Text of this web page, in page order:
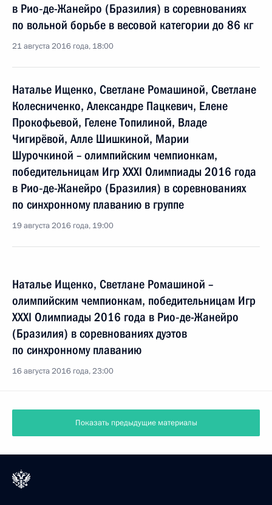
в Рио‑де-Жанейро (Бразилия) в соревнованиях
по вольной борьбе в весовой категории до 86 кг
21 августа 2016 года, 18:00
Наталье Ищенко, Светлане Ромашиной, Светлане
Колесниченко, Александре Пацкевич, Елене
Прокофьевой, Гелене Топилиной, Владе
Чигирёвой, Алле Шишкиной, Марии
Шурочкиной – олимпийским чемпионкам,
победительницам Игр XXXI Олимпиады 2016 года
в Рио‑де-Жанейро (Бразилия) в соревнованиях
по синхронному плаванию в группе
19 августа 2016 года, 19:00
Наталье Ищенко, Светлане Ромашиной –
олимпийским чемпионкам, победительницам Игр
XXXI Олимпиады 2016 года в Рио‑де-Жанейро
(Бразилия) в соревнованиях дуэтов
по синхронному плаванию
16 августа 2016 года, 23:00
Показать предыдущие материалы